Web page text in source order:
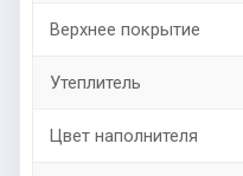
Верхнее покрытие
Утеплитель
Цвет наполнителя